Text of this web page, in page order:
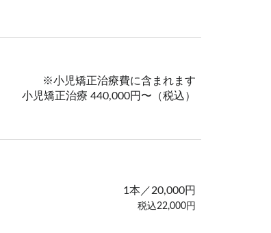
※小児矯正治療費に含まれます
小児矯正治療 440,000円〜（税込）
1本／20,000円
税込22,000円